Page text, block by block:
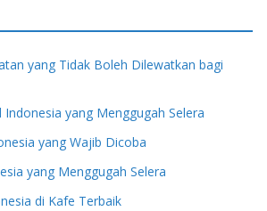
yang Tidak Boleh Dilewatkan bagi
yang Menggugah Selera
yang Wajib Dicoba
yang Menggugah Selera
di Kafe Terbaik